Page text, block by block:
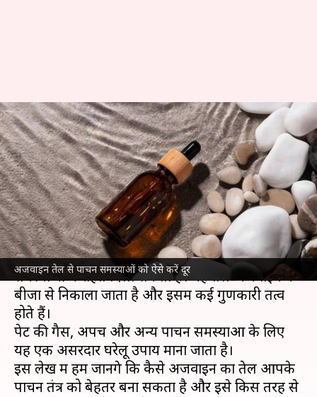
अजवाइन तेल से पाचन समस्याओं को ऐसे करें दूर
पाचन से जुड़ी इन समस्याओं से राहत
पाने के लिए अजवाइन के तेल का करें
इस्तेमाल
लेखन अंजली Jan 31, 2025 02:36 pm
क्या है खबर?
अजवाइन का तेल एकएसेंशियल ऑयलहै, जो पाचन
समस्याओं में राहत दिला सकता है। यह तेल अजवाइन के
बीजों से निकाला जाता है और इसमें कई गुणकारी तत्व
होते हैं।
पेट की गैस, अपच और अन्य पाचन समस्याओं के लिए
यह एक असरदार घरेलू उपाय माना जाता है।
इस लेख में हम जानेंगे कि कैसे अजवाइन का तेल आपके
पाचन तंत्र को बेहतर बना सकता है और इसे किस तरह से